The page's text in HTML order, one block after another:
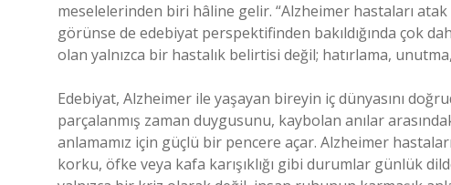
meselelerinden biri hâline gelir. “Alzheimer hastaları
görünse de edebiyat perspektifinden bakıldığında çok
olan yalnızca bir hastalık belirtisi değil; hatırlama,
Edebiyat, Alzheimer ile yaşayan bireyin iç dünyasını
parçalanmış zaman duygusunu, kaybolan anılar
anlamamız için güçlü bir pencere açar. Alzheimer
korku, öfke veya kafa karışıklığı gibi durumlar günlük